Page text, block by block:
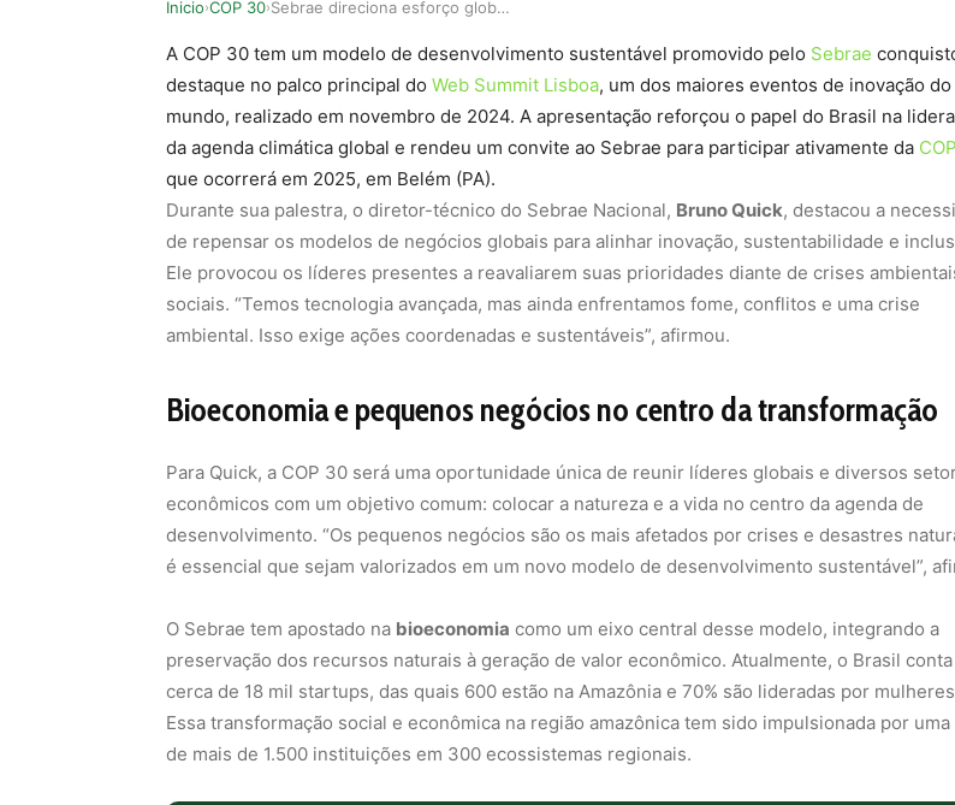
Inicio›COP 30› Sebrae direciona esforço global pelo desenvolvi…
A COP 30 tem um modelo de desenvolvimento sustentável promovido pelo Sebrae
destaque no palco principal do Web Summit Lisboa, um dos maiores eventos de inovação do
mundo, realizado em novembro de 2024. A apresentação reforçou o papel do Brasil na
da agenda climática global e rendeu um convite ao Sebrae para participar ativamente da
que ocorrerá em 2025, em Belém (PA).
Durante sua palestra, o diretor-técnico do Sebrae Nacional, Bruno Quick, destacou a
de repensar os modelos de negócios globais para alinhar inovação, sustentabilidade e
Ele provocou os líderes presentes a reavaliarem suas prioridades diante de crises
sociais. “Temos tecnologia avançada, mas ainda enfrentamos fome, conflitos e uma crise
ambiental. Isso exige ações coordenadas e sustentáveis”, afirmou.
Bioeconomia e pequenos negócios no centro da transformação
Para Quick, a COP 30 será uma oportunidade única de reunir líderes globais e diversos
econômicos com um objetivo comum: colocar a natureza e a vida no centro da agenda de
desenvolvimento. “Os pequenos negócios são os mais afetados por crises e desastres
é essencial que sejam valorizados em um novo modelo de desenvolvimento sustentável”,
O Sebrae tem apostado na bioeconomia como um eixo central desse modelo, integrando a
preservação dos recursos naturais à geração de valor econômico. Atualmente, o Brasil
cerca de 18 mil startups, das quais 600 estão na Amazônia e 70% são lideradas por
Essa transformação social e econômica na região amazônica tem sido impulsionada por uma
de mais de 1.500 instituições em 300 ecossistemas regionais.